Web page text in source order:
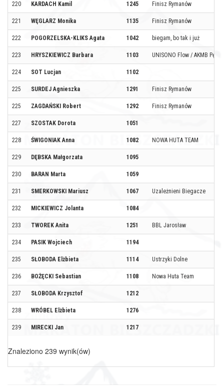
220 KARDACH Kamil 1245 Finisz Rymanów
221 WĘGLARZ Monika 1135 Finisz Rymanów
222 POGORZELSKA-KLIKS Agata 1042 biegam, bo tak i już
223 HRYSZKIEWICZ Barbara 1103 UNISONO Flow / AKMB
224 SOT Lucjan 1102
225 SURDEJ Agnieszka 1291 Finisz Rymanów
225 ZAGDAŃSKI Robert 1292 Finisz Rymanów
227 SZOSTAK Dorota 1051
228 ŚWIGONIAK Anna 1082 NOWA HUTA TEAM
229 DĘBSKA Małgorzata 1095
230 BARAN Marta 1059
231 SMERKOWSKI Mariusz 1067 Uzależnieni Biegacze
232 MICKIEWICZ Jolanta 1084
233 TWOREK Anita 1251 BBL Jarosław
234 PASIK Wojciech 1194
235 SŁOBODA Elżbieta 1114 Ustrzyki Dolne
236 BOŻĘCKI Sebastian 1108 Nowa Huta Team
237 SŁOBODA Krzysztof 1212
238 WRÓBEL Elżbieta 1276
239 MIRECKI Jan 1217
Znaleziono 239 wynik(ów)